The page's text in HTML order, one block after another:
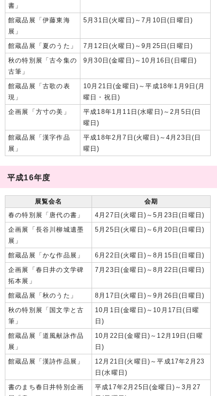
書」
館蔵品展「伊藤東海
展」
5月31日(火曜日)～7月10日(日曜日)
館蔵品展「夏のうた」
7月12日(火曜日)～9月25日(日曜日)
秋の特別展「古今集の
古筆」
9月30日(金曜日)～10月16日(日曜日)
館蔵品展「古歌の表
現」
10月21日(金曜日)～平成18年1月9日(月
曜日・祝日)
企画展「方寸の美」
平成18年1月11日(水曜日)～2月5日(日
曜日)
館蔵品展「漢字作品
展」
平成18年2月7日(火曜日)～4月23日(日
曜日)
平成16年度
展覧会名
会期
春の特別展「唐代の書」
4月27日(火曜日)～5月23日(日曜日)
企画展「長谷川柳城遺墨
展」
5月25日(火曜日)～6月20日(日曜日)
館蔵品展「かな作品展」
6月22日(火曜日)～8月15日(日曜日)
企画展「春日井の文学碑
拓本展」
7月23日(金曜日)～8月22日(日曜日)
館蔵品展「秋のうた」
8月17日(火曜日)～9月26日(日曜日)
秋の特別展「国文学と古
筆」
10月1日(金曜日)～10月17日(日曜
日)
館蔵品展「道風献詠作品
展」
10月22日(金曜日)～12月19日(日曜
日)
館蔵品展「漢詩作品展」
12月21日(火曜日)～平成17年2月23
日(水曜日)
書のまち春日井特別企画
平成17年2月25日(金曜日)～3月27